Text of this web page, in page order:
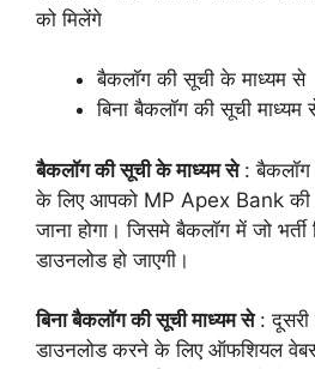
को मिलेंगे
बैकलॉग की सूची के माध्यम से
बिना बैकलॉग की सूची माध्यम
बैकलॉग की सूची के माध्यम से: बैकलॉग
के लिए आपको MP Apex Bank की
जाना होगा। जिसमे बैकलॉग में जो
डाउनलोड हो जाएगी।
बिना बैकलॉग की सूची माध्यम से: दूसरी
डाउनलोड करने के लिए ऑफशियल